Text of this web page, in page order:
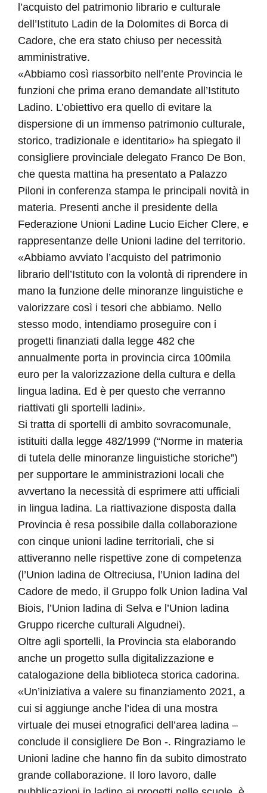
l’acquisto del patrimonio librario e culturale
dell’Istituto Ladin de la Dolomites di Borca di
Cadore, che era stato chiuso per necessità
amministrative.
«Abbiamo così riassorbito nell’ente Provincia le
funzioni che prima erano demandate all’Istituto
Ladino. L’obiettivo era quello di evitare la
dispersione di un immenso patrimonio culturale,
storico, tradizionale e identitario» ha spiegato il
consigliere provinciale delegato Franco De Bon,
che questa mattina ha presentato a Palazzo
Piloni in conferenza stampa le principali novità in
materia. Presenti anche il presidente della
Federazione Unioni Ladine Lucio Eicher Clere, e
rappresentanze delle Unioni ladine del territorio.
«Abbiamo avviato l’acquisto del patrimonio
librario dell’Istituto con la volontà di riprendere in
mano la funzione delle minoranze linguistiche e
valorizzare così i tesori che abbiamo. Nello
stesso modo, intendiamo proseguire con i
progetti finanziati dalla legge 482 che
annualmente porta in provincia circa 100mila
euro per la valorizzazione della cultura e della
lingua ladina. Ed è per questo che verranno
riattivati gli sportelli ladini».
Si tratta di sportelli di ambito sovracomunale,
istituiti dalla legge 482/1999 (“Norme in materia
di tutela delle minoranze linguistiche storiche”)
per supportare le amministrazioni locali che
avvertano la necessità di esprimere atti ufficiali
in lingua ladina. La riattivazione disposta dalla
Provincia è resa possibile dalla collaborazione
con cinque unioni ladine territoriali, che si
attiveranno nelle rispettive zone di competenza
(l’Union ladina de Oltreciusa, l’Union ladina del
Cadore de medo, il Gruppo folk Union ladina Val
Biois, l’Union ladina di Selva e l’Union ladina
Gruppo ricerche culturali Algudnei).
Oltre agli sportelli, la Provincia sta elaborando
anche un progetto sulla digitalizzazione e
catalogazione della biblioteca storica cadorina.
«Un’iniziativa a valere su finanziamento 2021, a
cui si aggiunge anche l’idea di una mostra
virtuale dei musei etnografici dell’area ladina –
conclude il consigliere De Bon -. Ringraziamo le
Unioni ladine che hanno fin da subito dimostrato
grande collaborazione. Il loro lavoro, dalle